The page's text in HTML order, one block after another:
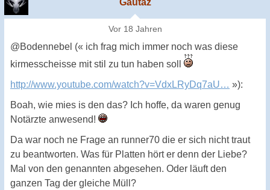
Gautaz
Vor 18 Jahren
@Bodennebel (« ich frag mich immer noch was diese
kirmesscheisse mit stil zu tun haben soll
http://www.youtube.com/watch?v=VdxLRyDq7aU… »):
Boah, wie mies is den das? Ich hoffe, da waren genug
Notärzte anwesend!
Da war noch ne Frage an runner70 die er sich nicht traut
zu beantworten. Was für Platten hört er denn der Liebe?
Mal von den genannten abgesehen. Oder läuft den
ganzen Tag der gleiche Müll?